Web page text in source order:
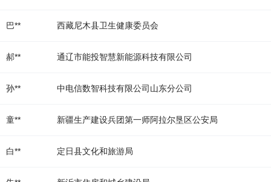
巴** 西藏尼木县卫生健康委员会
郝** 通辽市能投智慧新能源科技有限公司
孙** 中电信数智科技有限公司山东分公司
童** 新疆生产建设兵团第一师阿拉尔垦区公安局
白** 定日县文化和旅游局